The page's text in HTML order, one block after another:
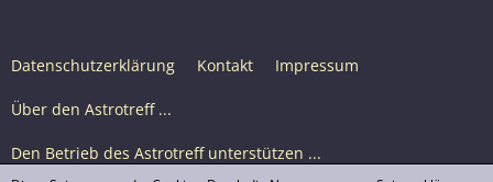
Datenschutzerklärung Kontakt Impressum
Über den Astrotreff ...
Den Betrieb des Astrotreff unterstützen ...